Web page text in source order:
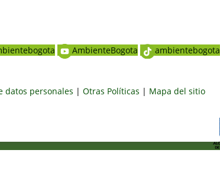
AmbienteBogota ambientebogota
datos personales | Otras Políticas | Mapa del sitio